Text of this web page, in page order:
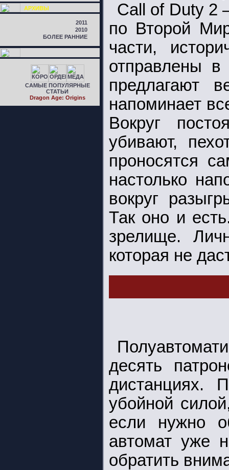
АРХИВЫ
2011
2010
БОЛЕЕ РАННИЕ
САМЫЕ ПОПУЛЯРНЫЕ
СТАТЬИ
Dragon Age: Origins
Call of Duty 2
по Второй
части,
отправлены в
предлагают
напоминает
Вокруг
убивают,
проносятся
настолько
вокруг
Так оно и
зрелище.
которая не
десять
дистанциях.
убойной
если нужно
автомат уже
обратить